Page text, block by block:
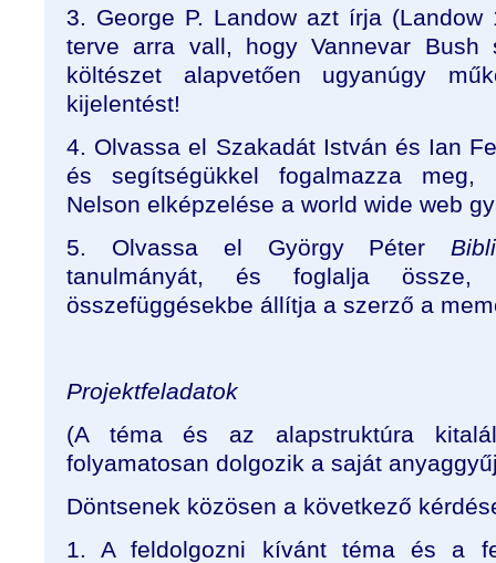
3. George P. Landow azt írja
terve arra vall, hogy Vannevar
költészet alapvetően ugyanúgy
kijelentést!
4. Olvassa el Szakadát István és Ian
és segítségükkel fogalmazza meg,
Nelson elképzelése a world wide web
5. Olvassa el György Péter
tanulmányát, és foglalja össze,
összefüggésekbe állítja a szerző a
Projektfeladatok
(A téma és az alapstruktúra
folyamatosan dolgozik a saját
Döntsenek közösen a következő
1. A feldolgozni kívánt téma és a